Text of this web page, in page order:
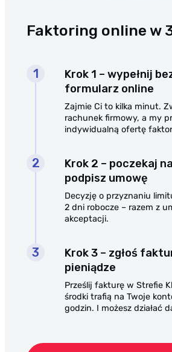
Faktoring online w
Krok 1 – wypełnij
formularz online
Zajmie Ci to kilka minut.
rachunek firmowy, a my
indywidualną ofertę
Krok 2 – poczekaj
podpisz umowę
Decyzję o przyznaniu
2 dni robocze – razem z
akceptacji.
Krok 3 – zgłoś
pieniądze
Prześlij fakturę w Strefie
środki trafią na Twoje
godzin. I możesz działać